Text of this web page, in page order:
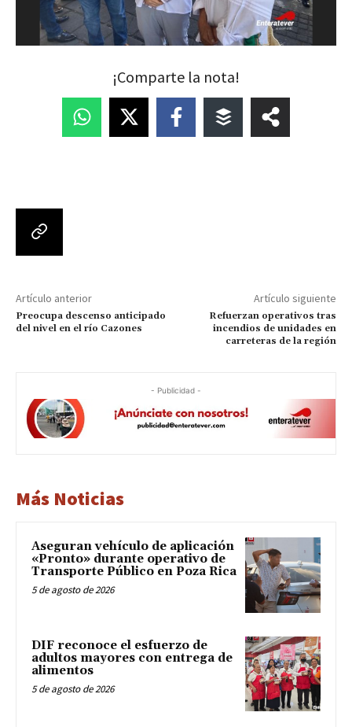
¡Comparte la nota!
Artículo anterior
Preocupa descenso anticipado
del nivel en el río Cazones
Artículo siguiente
Refuerzan operativos tras
incendios de unidades en
carreteras de la región
- Publicidad -
Más Noticias
Aseguran vehículo de aplicación
«Pronto» durante operativo de
Transporte Público en Poza Rica
5 de agosto de 2026
DIF reconoce el esfuerzo de
adultos mayores con entrega de
alimentos
5 de agosto de 2026